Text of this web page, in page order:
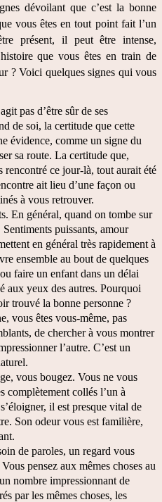
dévoilant que c’est la bonne
vous êtes en tout point fait l’un
présent, il peut être intense,
que vous êtes en train de
? Voici quelques signes qui vous
pas d’être sûr de ses
de soi, la certitude que cette
évidence, comme un signe du
sa route. La certitude que,
rencontré ce jour-là, tout aurait été
ait lieu d’une façon ou
à vous retrouver.
En général, quand on tombe sur
puissants, amour
en général très rapidement à
ensemble au bout de quelques
faire un enfant dans un délai
aux yeux des autres. Pourquoi
trouvé la bonne personne ?
vous êtes vous-même, pas
de chercher à vous montrer
l’autre. C’est un
vous bougez. Vous ne vous
complètement collés l’un à
il est presque vital de
Son odeur vous est familière,
de paroles, un regard vous
pensez aux mêmes choses au
nombre impressionnant de
par les mêmes choses, les